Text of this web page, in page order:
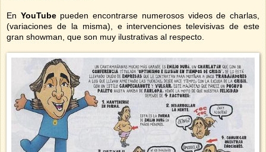
En YouTubepueden encontrarse numerosos videos de charlas,
(variaciones de la misma), e intervenciones televisivas de este
gran showman, que son muy ilustrativas al respecto.